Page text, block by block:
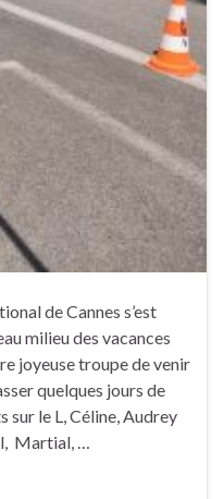
de Cannes s’est
milieu des vacances
joyeuse troupe de venir
quelques jours de
sur le L, Céline, Audrey
Martial, …